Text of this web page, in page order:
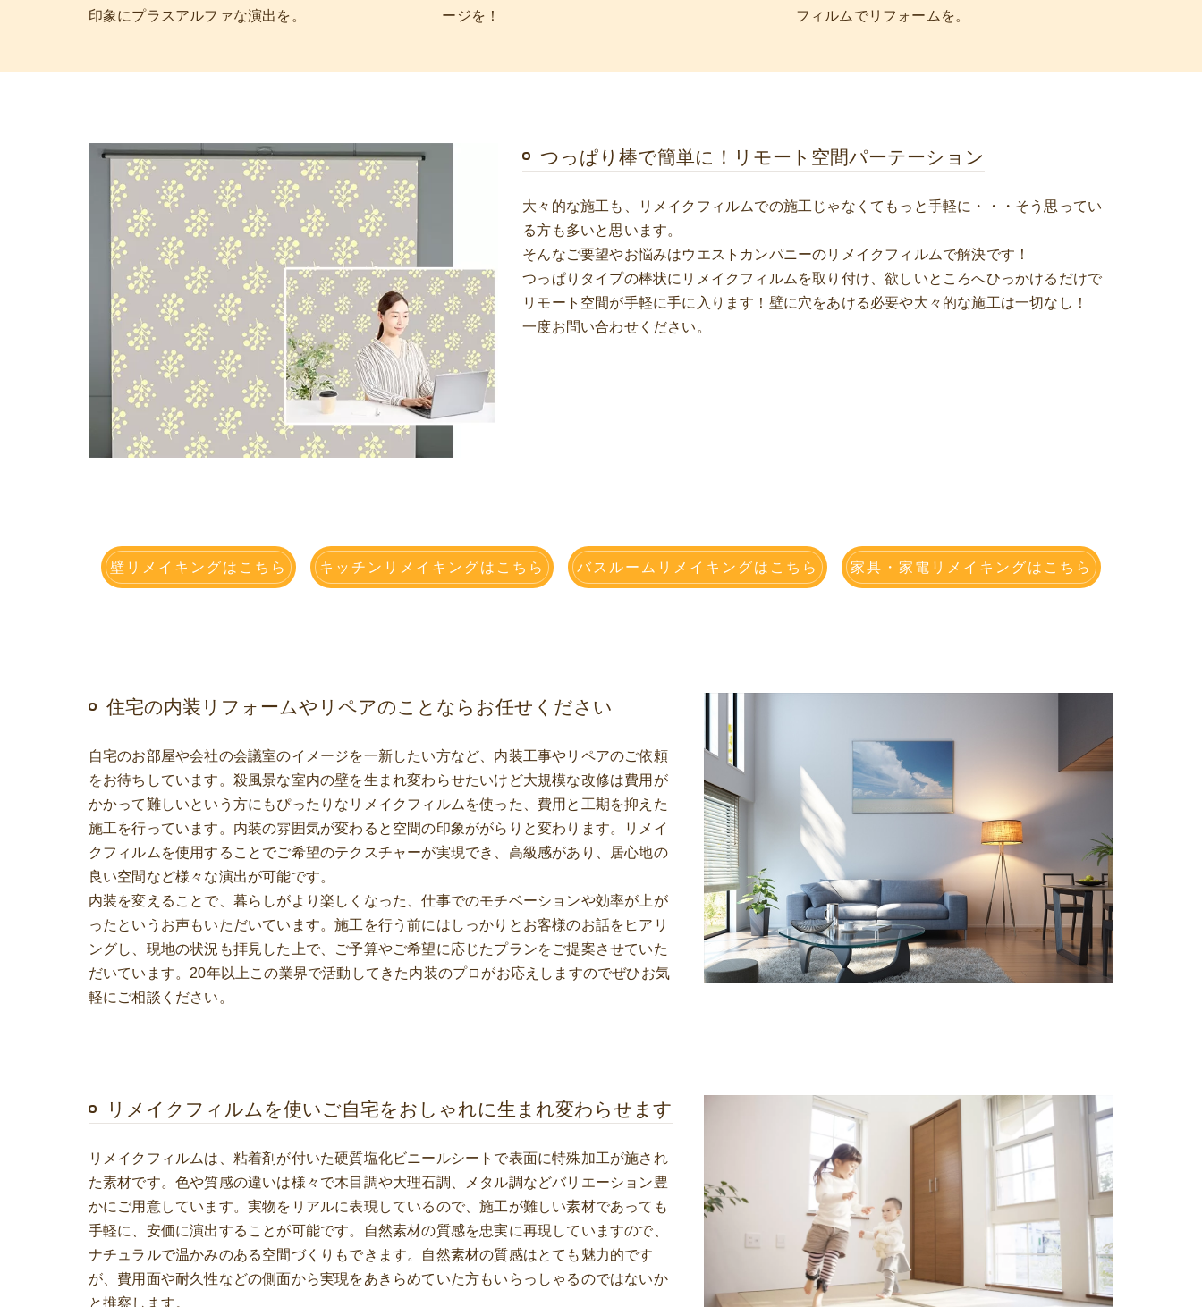
印象にプラスアルファな演出を。
ージを！
フィルムでリフォームを。
つっぱり棒で簡単に！リモート空間パーテーション
大々的な施工も、リメイクフィルムでの施工じゃなくてもっと手軽に・・・そう思ってい
る方も多いと思います。
そんなご要望やお悩みはウエストカンパニーのリメイクフィルムで解決です！
つっぱりタイプの棒状にリメイクフィルムを取り付け、欲しいところへひっかけるだけで
リモート空間が手軽に手に入ります！壁に穴をあける必要や大々的な施工は一切なし！
一度お問い合わせください。
壁リメイキングはこちら キッチンリメイキングはこちら バスルームリメイキングはこちら 家具・家電リメイキングはこちら
住宅の内装リフォームやリペアのことならお任せください
自宅のお部屋や会社の会議室のイメージを一新したい方など、内装工事やリペアのご依頼
をお待ちしています。殺風景な室内の壁を生まれ変わらせたいけど大規模な改修は費用が
かかって難しいという方にもぴったりなリメイクフィルムを使った、費用と工期を抑えた
施工を行っています。内装の雰囲気が変わると空間の印象ががらりと変わります。リメイ
クフィルムを使用することでご希望のテクスチャーが実現でき、高級感があり、居心地の
良い空間など様々な演出が可能です。
内装を変えることで、暮らしがより楽しくなった、仕事でのモチベーションや効率が上が
ったというお声もいただいています。施工を行う前にはしっかりとお客様のお話をヒアリ
ングし、現地の状況も拝見した上で、ご予算やご希望に応じたプランをご提案させていた
だいています。20年以上この業界で活動してきた内装のプロがお応えしますのでぜひお気
軽にご相談ください。
リメイクフィルムを使いご自宅をおしゃれに生まれ変わらせます
リメイクフィルムは、粘着剤が付いた硬質塩化ビニールシートで表面に特殊加工が施され
た素材です。色や質感の違いは様々で木目調や大理石調、メタル調などバリエーション豊
かにご用意しています。実物をリアルに表現しているので、施工が難しい素材であっても
手軽に、安価に演出することが可能です。自然素材の質感を忠実に再現していますので、
ナチュラルで温かみのある空間づくりもできます。自然素材の質感はとても魅力的です
が、費用面や耐久性などの側面から実現をあきらめていた方もいらっしゃるのではないか
と推察します。